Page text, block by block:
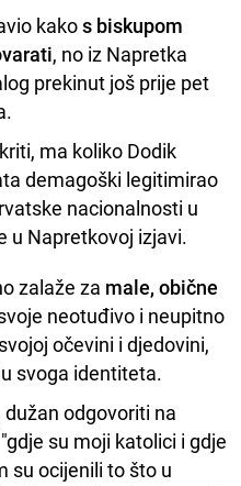
kakos biskupom
, no iz Napretka
prekinut još prije pet
ma koliko Dodik
demagoški legitimirao
nacionalnosti u
u Napretkovoj izjavi.
zalaže za male, obične
neotuđivo i neupitno
očevini i djedovini,
svoga identiteta.
odgovoriti na
su moji katolici i gdje
su ocijenili to što u